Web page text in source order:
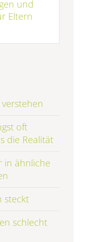
und
Eltern
oft
die Realität
in ähnliche
steckt
schlecht